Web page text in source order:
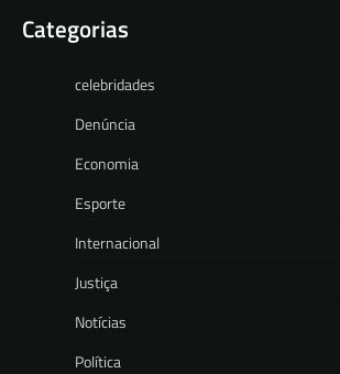
Categorias
celebridades
Denúncia
Economia
Esporte
Internacional
Justiça
Notícias
Política